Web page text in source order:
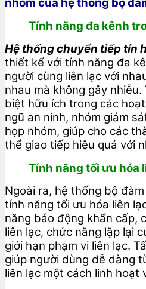
Tính năng đa kênh
Hệ thống chuyển tiếp tín
thiết kế với tính năng đa
người cùng liên lạc với
nhau mà không gây
biệt hữu ích trong các
ngũ an ninh, nhóm giám
họp nhóm, giúp cho các
thể giao tiếp hiệu quả với
Tính năng tối ưu hóa
Ngoài ra, hệ thống bộ
tính năng tối ưu hóa liên
năng báo động khẩn cấp,
liên lạc, chức năng lặp lại
giới hạn phạm vi liên lạc.
giúp người dùng dễ dàng
liên lạc một cách linh hoạt